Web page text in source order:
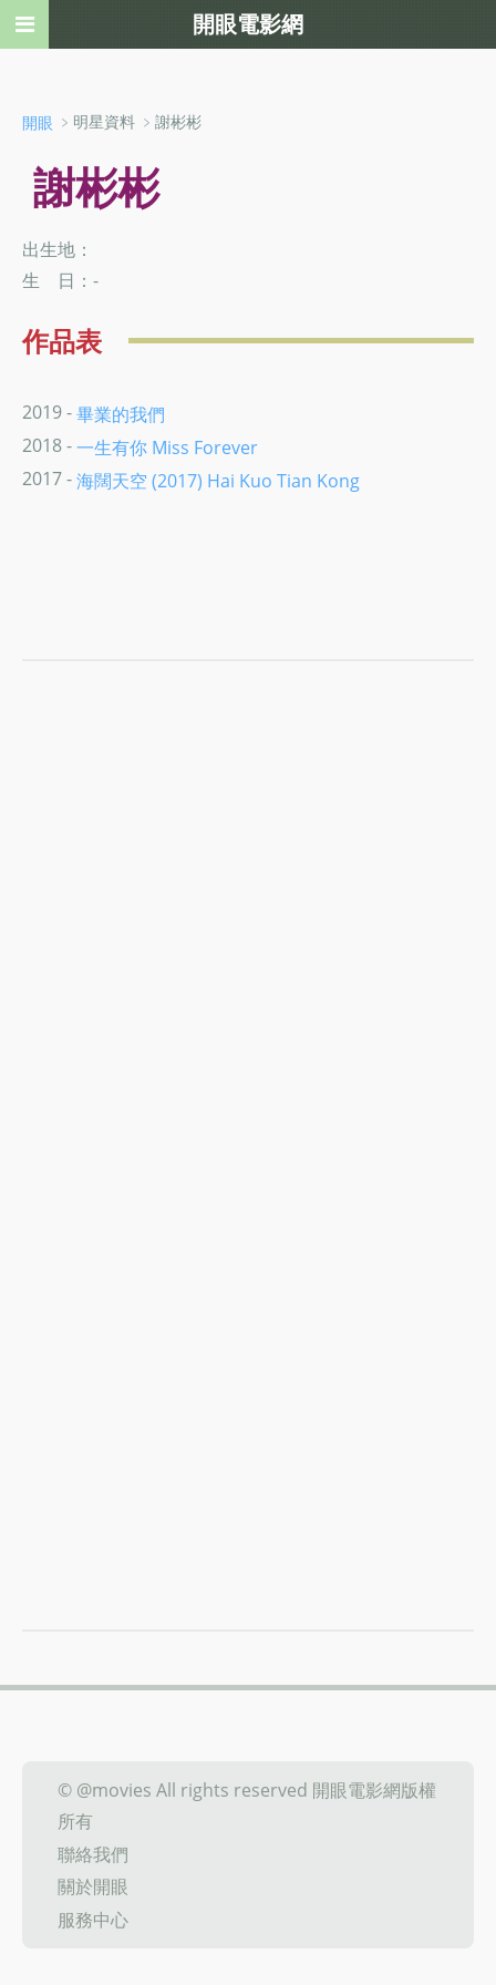
開眼 ﹥明星資料 ﹥謝彬彬
謝彬彬
出生地：
生 日：-
作品表
2019 -畢業的​​我們
2018 -一生有你 Miss Forever
2017 -海闊天空 (2017) Hai Kuo Tian Kong
© @movies All rights reserved 開眼電影網版權
所有
聯絡我們
關於開眼
服務中心
開眼電影網